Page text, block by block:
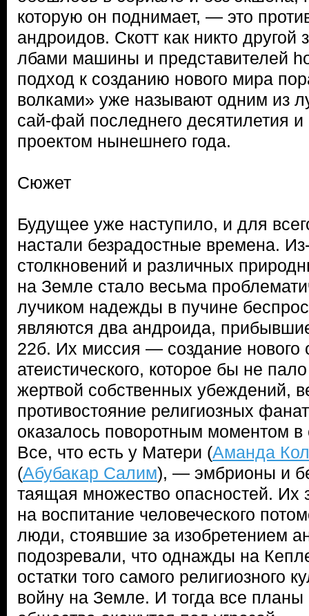
которую он поднимает, — это
андроидов. Скотт как никто другой
лбами машины и представителей
подход к созданию нового мира
волками» уже называют одним из
сай-фай последнего десятилетия
проектом нынешнего года.
Сюжет
Будущее уже наступило, и для
настали безрадостные времена.
столкновений и различных
на Земле стало весьма
лучиком надежды в пучине
являются два андроида,
22б. Их миссия — создание нового
атеистического, которое бы не
жертвой собственных убеждений,
противостояние религиозных
оказалось поворотным моментом в
Все, что есть у Матери (Аманда
(Абубакар Салим), — эмбрионы и
таящая множество опасностей. Их
на воспитание человеческого
люди, стоявшие за изобретением
подозревали, что однажды на
остатки того самого религиозного
войну на Земле. И тогда все планы